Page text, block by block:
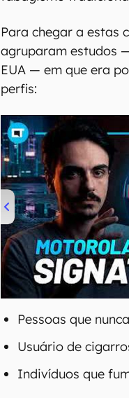
Para chegar a estas
agruparam estudos
EUA — em que era
perfis:
00:00 20:46
Pessoas que
Usuário de
Indivíduos que